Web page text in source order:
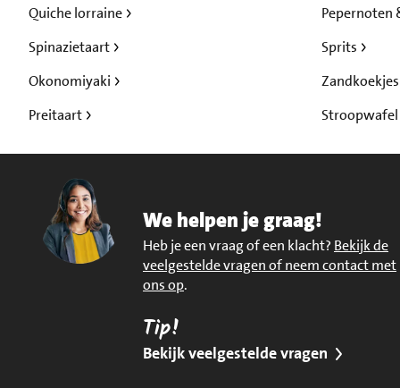
Quiche lorraine
Spinazietaart
Okonomiyaki
Preitaart
Pepernoten
Sprits
Zandkoekjes
Stroopwafel
We helpen je graag!
Heb je een vraag of een klacht? Bekijk de
veelgestelde vragen of neem contact met
ons op.
Tip!
Bekijk veelgestelde vragen